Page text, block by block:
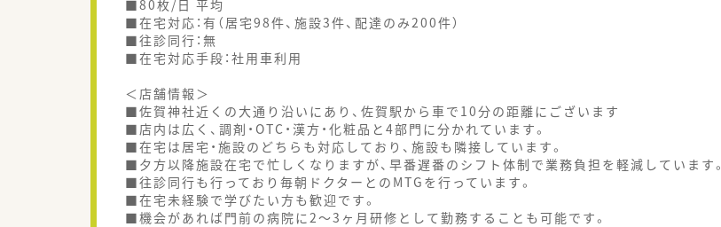
■80枚/日 平均
■在宅対応：有（居宅98件、施設3件、配達のみ200件）
■往診同行：無
■在宅対応手段：社用車利用
＜店舗情報＞
■佐賀神社近くの大通り沿いにあり、佐賀駅から車で10分の距離にございます
■店内は広く、調剤・OTC・漢方・化粧品と4部門に分かれています。
■在宅は居宅・施設のどちらも対応しており、施設も隣接しています。
■夕方以降施設在宅で忙しくなりますが、早番遅番のシフト体制で業務負担を軽減しています。
■往診同行も行っており毎朝ドクターとのMTGを行っています。
■在宅未経験で学びたい方も歓迎です。
■機会があれば門前の病院に2～3ヶ月研修として勤務することも可能です。